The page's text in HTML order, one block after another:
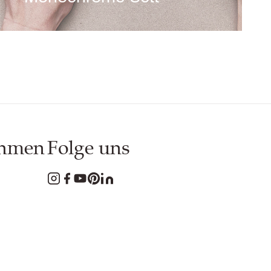
Monochrome Sett ist eine
Mischung vorgefärbter Schurwoll-
Folge uns